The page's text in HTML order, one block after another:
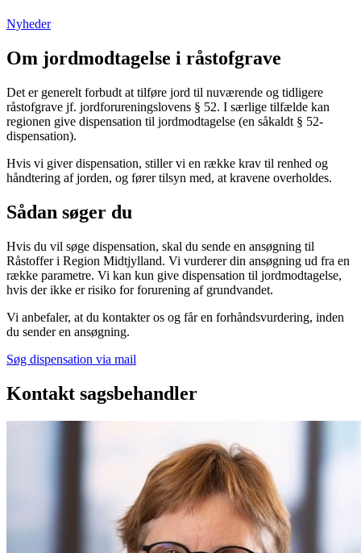
Nyheder
Om jordmodtagelse i råstofgrave
Det er generelt forbudt at tilføre jord til nuværende og tidligere
råstofgrave jf. jordforureningslovens § 52. I særlige tilfælde kan
regionen give dispensation til jordmodtagelse (en såkaldt § 52-
dispensation).
Hvis vi giver dispensation, stiller vi en række krav til renhed og
håndtering af jorden, og fører tilsyn med, at kravene overholdes.
Sådan søger du
Hvis du vil søge dispensation, skal du sende en ansøgning til
Råstoffer i Region Midtjylland. Vi vurderer din ansøgning ud fra en
række parametre. Vi kan kun give dispensation til jordmodtagelse,
hvis der ikke er risiko for forurening af grundvandet.
Vi anbefaler, at du kontakter os og får en forhåndsvurdering, inden
du sender en ansøgning.
Søg dispensation via mail
Kontakt sagsbehandler